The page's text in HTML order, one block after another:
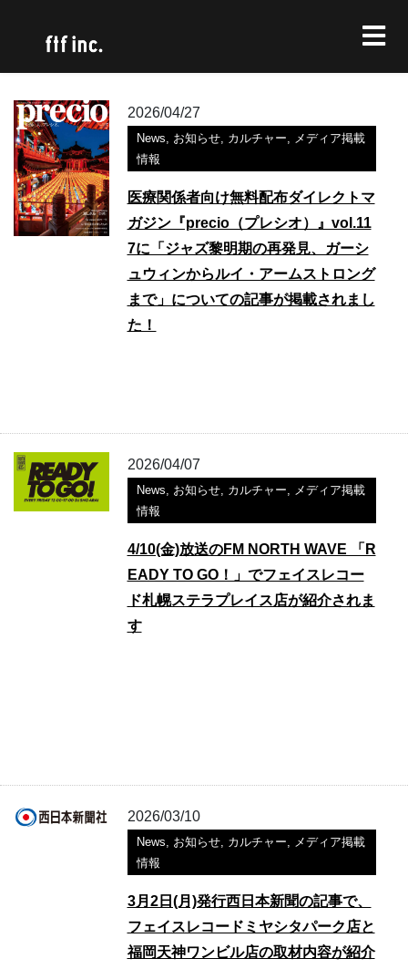
2026/04/27
News, お知らせ, カルチャー, メディア掲載
情報
医療関係者向け無料配布ダイレクトマ
ガジン『precio（プレシオ）』vol.11
7に「ジャズ黎明期の再発見、ガーシ
ュウィンからルイ・アームストロング
まで」についての記事が掲載されまし
た！
2026/04/07
News, お知らせ, カルチャー, メディア掲載
情報
4/10(金)放送のFM NORTH WAVE 「R
EADY TO GO！」でフェイスレコー
ド札幌ステラプレイス店が紹介されま
す
2026/03/10
News, お知らせ, カルチャー, メディア掲載
情報
3月2日(月)発行西日本新聞の記事で、
フェイスレコードミヤシタパーク店と
福岡天神ワンビル店の取材内容が紹介